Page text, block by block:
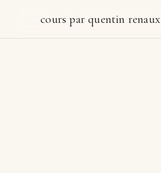
cours par quentin renaux